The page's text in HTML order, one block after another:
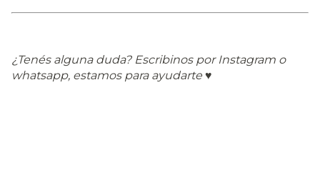
¿Tenés alguna duda? Escribinos por Instagram o
whatsapp, estamos para ayudarte ♥